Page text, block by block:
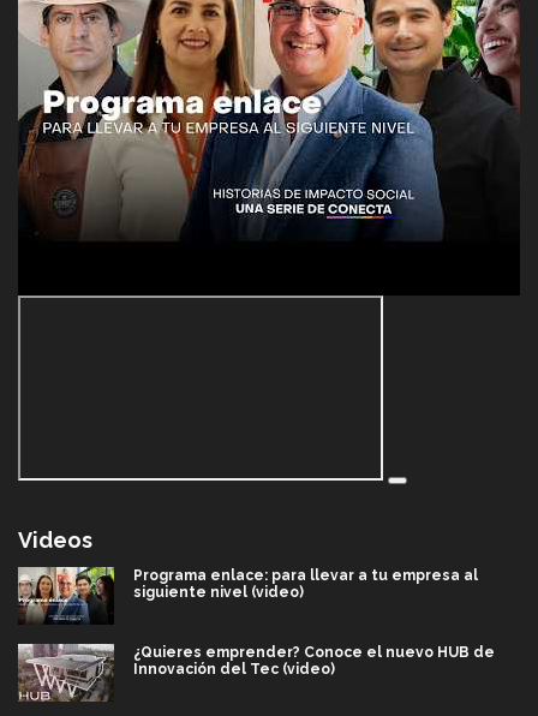
Videos
Programa enlace: para llevar a tu empresa al
siguiente nivel (video)
¿Quieres emprender? Conoce el nuevo HUB de
Innovación del Tec (video)